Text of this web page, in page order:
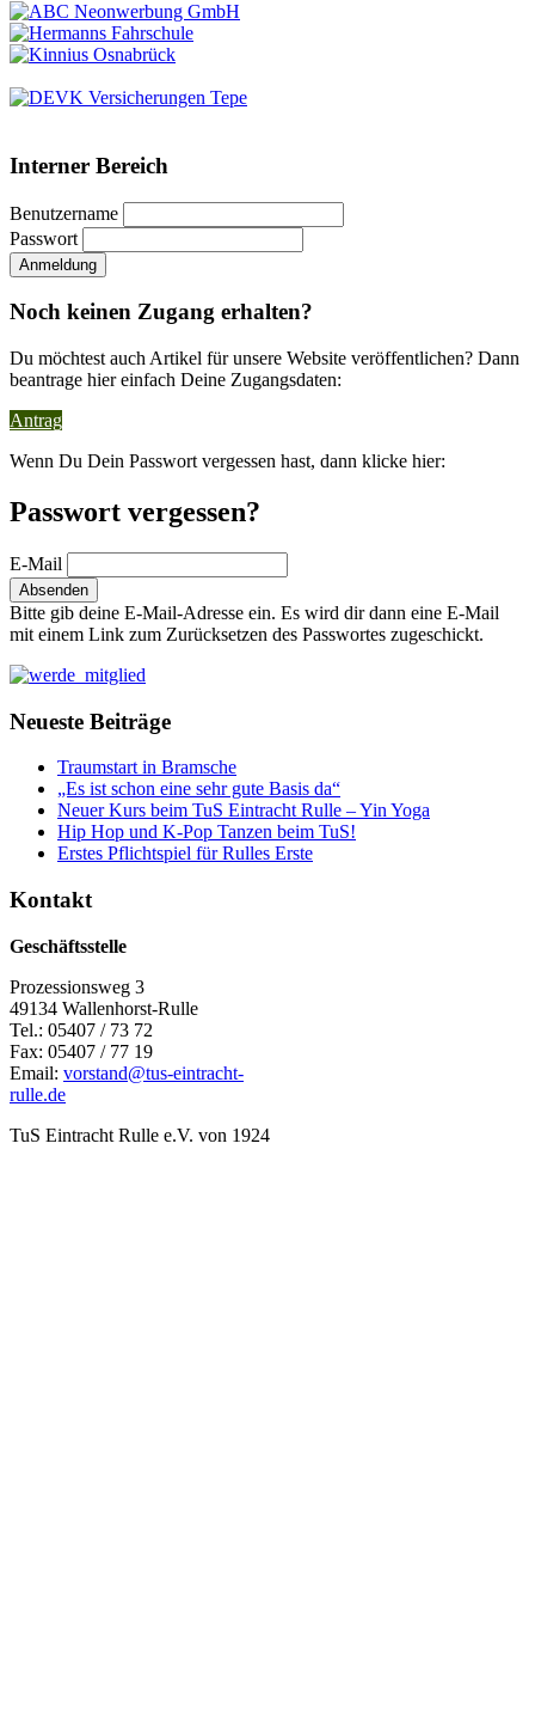
Interner Bereich
Benutzername
Passwort
Noch keinen Zugang erhalten?
Du möchtest auch Artikel für unsere Website veröffentlichen? Dann
beantrage hier einfach Deine Zugangsdaten:
Antrag
Wenn Du Dein Passwort vergessen hast, dann klicke hier:
Passwort vergessen?
E-Mail
Bitte gib deine E-Mail-Adresse ein. Es wird dir dann eine E-Mail
mit einem Link zum Zurücksetzen des Passwortes zugeschickt.
Neueste Beiträge
Traumstart in Bramsche
„Es ist schon eine sehr gute Basis da“
Neuer Kurs beim TuS Eintracht Rulle – Yin Yoga
Hip Hop und K-Pop Tanzen beim TuS!
Erstes Pflichtspiel für Rulles Erste
Kontakt
Geschäftsstelle
Prozessionsweg 3
49134 Wallenhorst-Rulle
Tel.: 05407 / 73 72
Fax: 05407 / 77 19
Email: vorstand@tus-eintracht-
rulle.de
TuS Eintracht Rulle e.V. von 1924